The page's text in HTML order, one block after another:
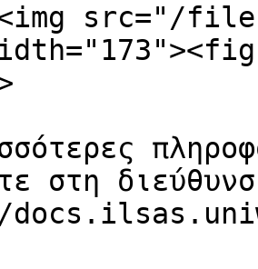
src="/
στη